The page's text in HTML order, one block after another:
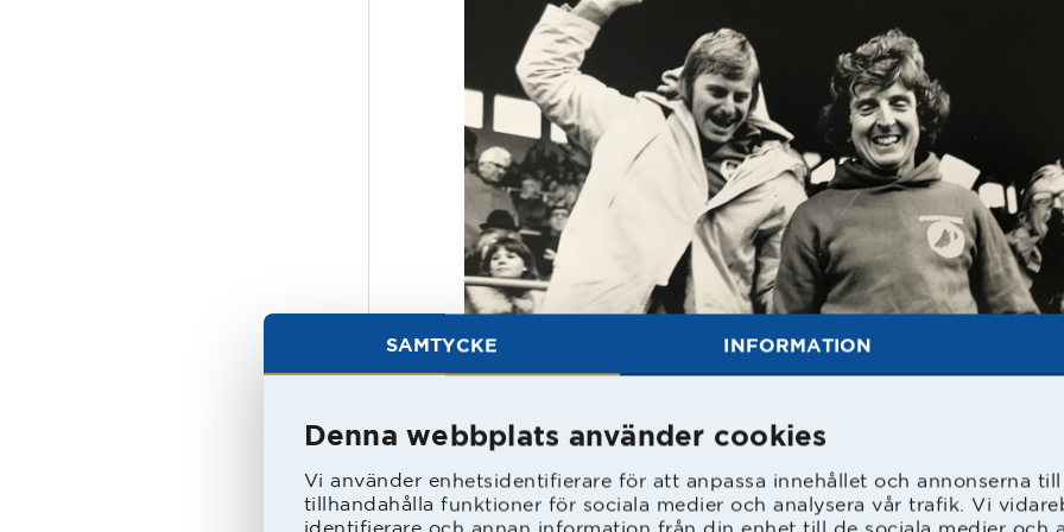
SAMTYCKE INFORMATION
Denna webbplats använder cookies
Vi använder enhetsidentifierare för att anpassa innehållet och annonserna
tillhandahålla funktioner för sociala medier och analysera vår trafik. Vi
identifierare och annan information från din enhet till de sociala medier och
poäng hemma mot Malmö FF efter att Sigge
kvitterat med tolv sekunder kvar till 1-1.
- Både MFF och HBK har väl gjort bättre matcher,